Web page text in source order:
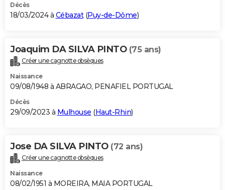
Décès
18/03/2024 à Cébazat(Puy-de-Dôme)
Joaquim DA SILVA PINTO (75 ans)
Créer une cagnotte obsèques
Naissance
09/08/1948 à ABRAGAO, PENAFIEL PORTUGAL
Décès
29/09/2023 à Mulhouse (Haut-Rhin)
Jose DA SILVA PINTO (72 ans)
Créer une cagnotte obsèques
Naissance
08/02/1951 à MOREIRA, MAIA PORTUGAL